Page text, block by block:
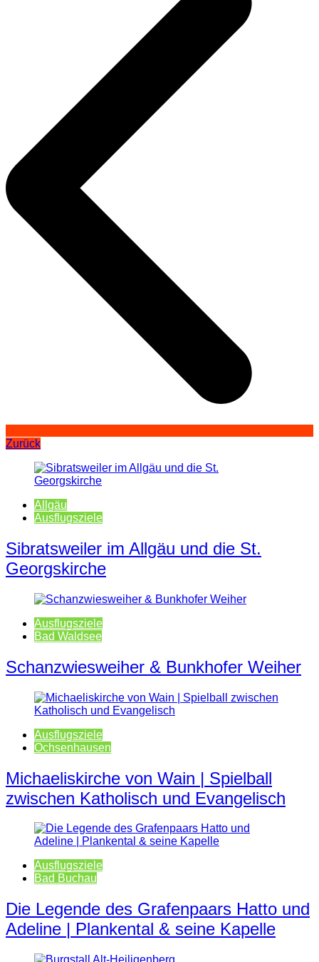
Zurück
Allgäu
Ausflugsziele
Sibratsweiler im Allgäu und die St.
Georgskirche
Ausflugsziele
Bad Waldsee
Schanzwiesweiher & Bunkhofer Weiher
Ausflugsziele
Ochsenhausen
Michaeliskirche von Wain | Spielball
zwischen Katholisch und Evangelisch
Ausflugsziele
Bad Buchau
Die Legende des Grafenpaars Hatto und
Adeline | Plankental & seine Kapelle